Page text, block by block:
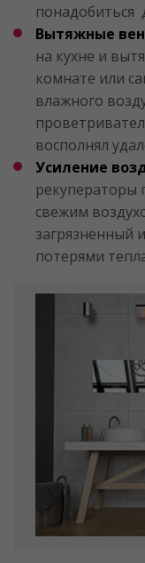
понадобиться
Вытяжные
на кухне и
комнате или
влажного
восполнял
Усиление
рекуператоры
свежим
загрязненный
потерями